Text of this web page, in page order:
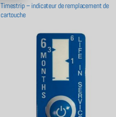
Timestrip – indicateur de remplacement de
cartouche